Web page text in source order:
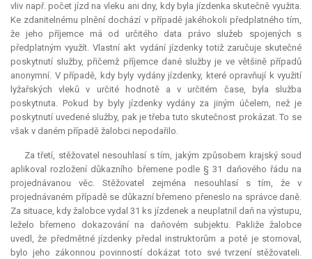
vliv např. počet jízd na vleku ani dny, kdy byla jízdenka skutečně využita.
Ke zdanitelnému plnění dochází v případě jakéhokoli předplatného tím,
že jeho příjemce má od určitého data právo služeb spojených s
předplatným využít. Vlastní akt vydání jízdenky totiž zaručuje skutečné
poskytnutí služby, přičemž příjemce dané služby je ve většině případů
anonymní. V případě, kdy byly vydány jízdenky, které opravňují k využití
lyžařských vleků v určité hodnotě a v určitém čase, byla služba
poskytnuta. Pokud by byly jízdenky vydány za jiným účelem, než je
poskytnutí uvedené služby, pak je třeba tuto skutečnost prokázat. To se
však v daném případě žalobci nepodařilo.
Za třetí, stěžovatel nesouhlasí s tím, jakým způsobem krajský soud
aplikoval rozložení důkazního břemene podle § 31 daňového řádu na
projednávanou věc. Stěžovatel zejména nesouhlasí s tím, že v
projednávaném případě se důkazní břemeno přeneslo na správce daně.
Za situace, kdy žalobce vydal 31 ks jízdenek a neuplatnil daň na výstupu,
leželo břemeno dokazování na daňovém subjektu. Pakliže žalobce
uvedl, že předmětné jízdenky předal instruktorům a poté je stornoval,
bylo jeho zákonnou povinností dokázat toto své tvrzení stěžovateli.